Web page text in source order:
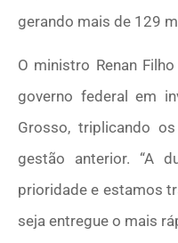
gerando mais de 129
O ministro Renan
governo federal em
Grosso, triplicando
gestão anterior. “A
prioridade e estamos
seja entregue o mais